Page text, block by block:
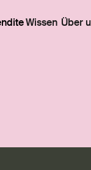
Wissen Über